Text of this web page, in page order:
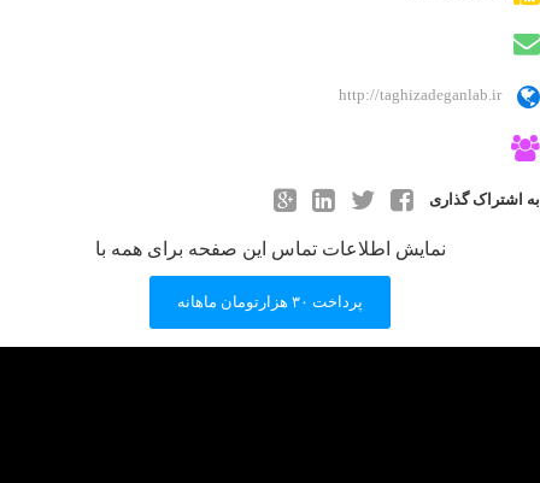
http://taghizadeganlab.ir
به اشتراک گذاری
نمایش اطلاعات تماس این صفحه برای همه با
پرداخت ۳۰ هزارتومان ماهانه